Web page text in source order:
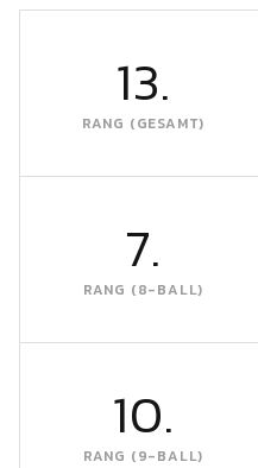
13.
RANG (GESAMT)
7.
RANG (8-BALL)
10.
RANG (9-BALL)